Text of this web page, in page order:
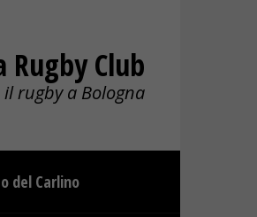
Rugby Club
il rugby a Bologna
del Carlino